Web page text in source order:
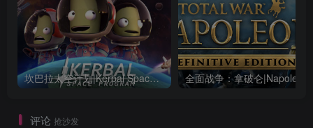
坎巴拉太空计划|Kerbal Space Program|1.12.5.3190|整合全DLC
评论 抢沙发